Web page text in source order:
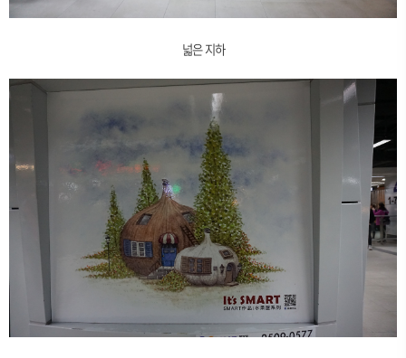
넓은 지하